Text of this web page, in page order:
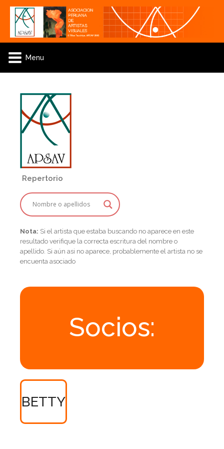
Menu
Repertorio
Nota: Si el artista que estaba buscando no aparece en este
resultado verifique la correcta escritura del nombre o
apellido. Si aún asi no aparece, probablemente el artista no se
encuenta asociado
Socios:
BETTY